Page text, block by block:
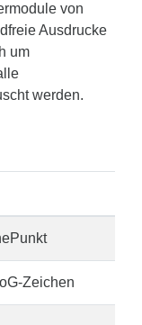
von
Ausdrucke
um
werden.
Zeichen